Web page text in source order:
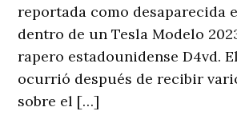
reportada como desaparecida
dentro de un Tesla Modelo
rapero estadounidense D4vd.
ocurrió después de recibir
sobre el […]